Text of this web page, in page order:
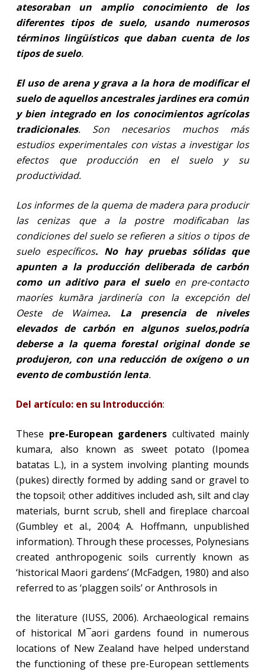
atesoraban un amplio conocimiento de los
diferentes tipos de suelo, usando numerosos
términos lingüísticos que daban cuenta de los
tipos de suelo.
El uso de arena y grava a la hora de modificar el
suelo de aquellos ancestrales jardines era común
y bien integrado en los conocimientos agrícolas
tradicionales. Son necesarios muchos más
estudios experimentales con vistas a investigar los
efectos que producción en el suelo y su
productividad.
Los informes de la quema de madera para producir
las cenizas que a la postre modificaban las
condiciones del suelo se refieren a sitios o tipos de
suelo específicos. No hay pruebas sólidas que
apunten a la producción deliberada de carbón
como un aditivo para el sueloen pre-contacto
maoríes kumāra jardinería con la excepción del
Oeste de Waimea. La presencia de niveles
elevados de carbón en algunos suelos,podría
deberse a la quema forestal original donde se
produjeron, con una reducción de oxígeno o un
evento de combustión lenta.
Del artículo: en su Introducción:
These pre-European gardeners cultivated mainly
kumara, also known as sweet potato (Ipomea
batatas L.), in a system involving planting mounds
(pukes) directly formed by adding sand or gravel to
the topsoil; other additives included ash, silt and clay
materials, burnt scrub, shell and fireplace charcoal
(Gumbley et al., 2004; A. Hoffmann, unpublished
information). Through these processes, Polynesians
created anthropogenic soils currently known as
‘historical Maori gardens’ (McFadgen, 1980) and also
referred to as ‘plaggen soils’ or Anthrosols in
the literature (IUSS, 2006). Archaeological remains
of historical M¯aori gardens found in numerous
locations of New Zealand have helped understand
the functioning of these pre-European settlements